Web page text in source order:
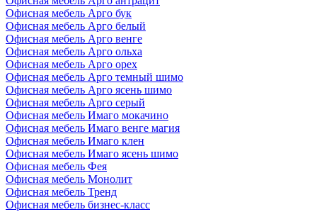
Офисная мебель Арго бук
Офисная мебель Арго белый
Офисная мебель Арго венге
Офисная мебель Арго ольха
Офисная мебель Арго орех
Офисная мебель Арго темный шимо
Офисная мебель Арго ясень шимо
Офисная мебель Арго серый
Офисная мебель Имаго мокачино
Офисная мебель Имаго венге магия
Офисная мебель Имаго клен
Офисная мебель Имаго ясень шимо
Офисная мебель Фея
Офисная мебель Монолит
Офисная мебель Тренд
Офисная мебель бизнес-класс